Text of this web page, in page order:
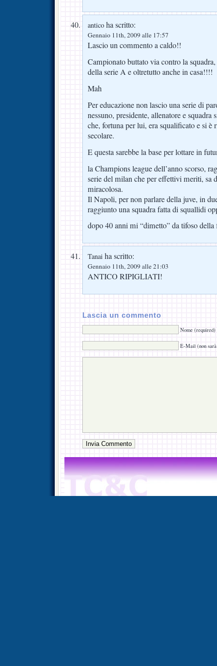
antico ha scritto:
Gennaio 11th, 2009 alle 17:57
Lascio un commento a caldo!!
Campionato buttato via contro la
della serie A e oltretutto anche in casa!!!!
Mah
Per educazione non lascio una serie di
nessuno, presidente, allenatore e
che, fortuna per lui, era squalificato e si è
secolare.
E questa sarebbe la base per lottare in
la Champions league dell’anno scorso,
serie del milan che per effettivi meriti, sa
miracolosa.
Il Napoli, per non parlare della juve, in
raggiunto una squadra fatta di squallidi
dopo 40 anni mi “dimetto” da tifoso
Tanai ha scritto:
Gennaio 11th, 2009 alle 21:03
ANTICO RIPIGLIATI!
Lascia un commento
Nome (required)
E-Mail (non